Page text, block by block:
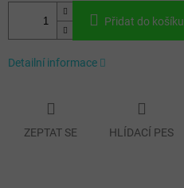
Přidat do košíku
Detailní informace
ZEPTAT SE HLÍDACÍ PES